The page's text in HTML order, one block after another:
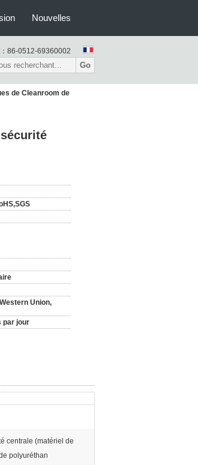
Nouvelles
86-0512-69360002
Go
de Cleanroom de
Western Union,
par jour
centrale (matériel de
polyuréthan